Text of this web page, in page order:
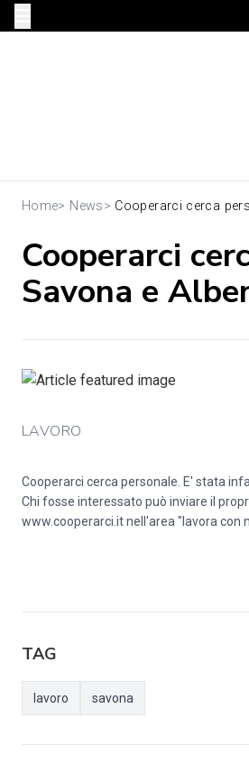
Home> News> Cooperarci cerca
Cooperarci
Savona e
LAVORO
Cooperarci cerca personale. E' stata
Chi fosse interessato può inviare il
www.cooperarci.itnell'area "lavora con
TAG
lavoro savona